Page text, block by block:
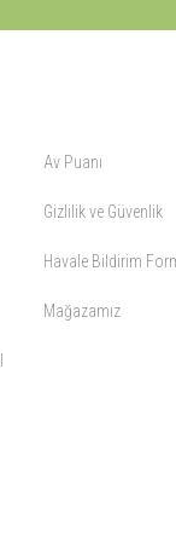
Av Puanı
Gizlilik ve Güvenlik
Havale Bildirim
Mağazamız